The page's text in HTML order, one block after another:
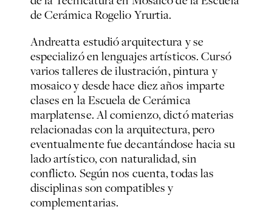
de Cerámica Rogelio Yrurtia.
Andreatta estudió arquitectura y se
especializó en lenguajes artísticos. Cursó
varios talleres de ilustración, pintura y
mosaico y desde hace diez años imparte
clases en la Escuela de Cerámica
marplatense. Al comienzo, dictó materias
relacionadas con la arquitectura, pero
eventualmente fue decantándose hacia su
lado artístico, con naturalidad, sin
conflicto. Según nos cuenta, todas las
disciplinas son compatibles y
complementarias.